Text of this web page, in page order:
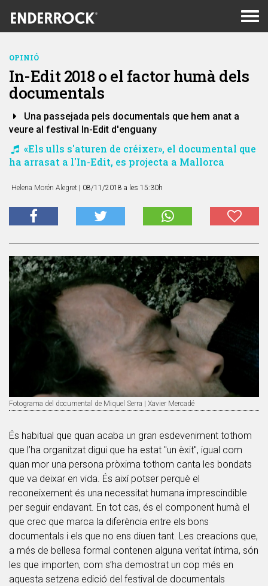
OPINIÓ
In-Edit 2018 o el factor humà dels
documentals
Una passejada pels documentals que hem anat a
veure al festival In-Edit d'enguany
«Els ulls s'aturen de créixer», el documental que
ha arrasat a l'In-Edit, es projecta a Mallorca
Helena Morén Alegret | 08/11/2018 a les 15:30h
Fotograma del documental de Miquel Serra | Xavier Mercadé
És habitual que quan acaba un gran esdeveniment tothom
que l’ha organitzat digui que ha estat "un èxit", igual com
quan mor una persona pròxima tothom canta les bondats
que va deixar en vida. És així potser perquè el
reconeixement és una necessitat humana imprescindible
per seguir endavant. En tot cas, és el component humà el
que crec que marca la diferència entre els bons
documentals i els que no ens diuen tant. Les creacions que,
a més de bellesa formal contenen alguna veritat íntima, són
les que importen, com s’ha demostrat un cop més en
aquesta setzena edició del festival de documentals